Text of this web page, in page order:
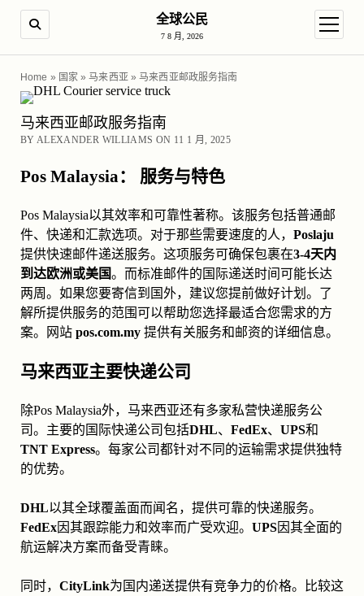
全球公民
7 8 月, 2026
open
Home » 国家 » 马来西亚 » 马来西亚邮政服务指南
马来西亚邮政服务指南
BY ALEXANDER WILLIAMS ON 11 1 月, 2025
Pos Malaysia： 服务与特色
Pos Malaysia以其效率和可靠性著称。该服务包括普通邮
件、快递和汇款选项。对于那些需要速度的人， Poslaju
提供快速邮件递送服务。这项服务可确保包裹在3-4天内
到达欧洲或美国。而标准邮件的国际递送时间可能长达
两周。如果您要寄信到国外，建议您提前做好计划。了
解所提供服务的范围可以帮助您选择最适合您需求的方
案。网站 pos.com.my提供有关服务和邮资的详细信息。
马来西亚主要快递公司
除Pos Malaysia外，马来西亚还有多家私营快递服务公
司。主要的国际快递公司包括DHL、 FedEx、 UPS和
TNT Express。每家公司都针对不同的运输需求提供独特
的优势。
DHL以其全球覆盖面而闻名，提供可靠的快递服务。
FedEx因其跟踪能力和效率而广受欢迎。 UPS因其全面的
航运解决方案而备受青睐。
同时， CityLink为国内递送提供有竞争力的价格。比较这